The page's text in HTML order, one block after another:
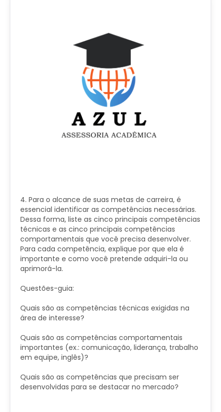
4. Para o alcance de suas metas de carreira, é
essencial identificar as competências necessárias.
Dessa forma, liste as cinco principais competências
técnicas e as cinco principais competências
comportamentais que você precisa desenvolver.
Para cada competência, explique por que ela é
importante e como você pretende adquiri-la ou
aprimorá-la.
Questões-guia:
Quais são as competências técnicas exigidas na
área de interesse?
Quais são as competências comportamentais
importantes (ex.: comunicação, liderança, trabalho
em equipe, inglês)?
Quais são as competências que precisam ser
desenvolvidas para se destacar no mercado?